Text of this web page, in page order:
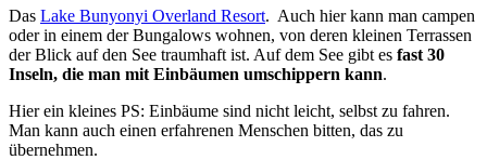
Das Lake Bunyonyi Overland Resort. Auch hier kann man campen
oder in einem der Bungalows wohnen, von deren kleinen Terrassen
der Blick auf den See traumhaft ist. Auf dem See gibt es fast 30
Inseln, die man mit Einbäumen umschippern kann.
Hier ein kleines PS: Einbäume sind nicht leicht, selbst zu fahren.
Man kann auch einen erfahrenen Menschen bitten, das zu
übernehmen.